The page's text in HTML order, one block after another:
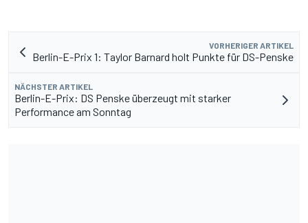
VORHERIGER ARTIKEL
Berlin-E-Prix 1: Taylor Barnard holt Punkte für DS-Penske
NÄCHSTER ARTIKEL
Berlin-E-Prix: DS Penske überzeugt mit starker
Performance am Sonntag